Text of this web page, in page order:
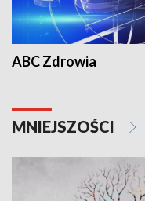
ABC Zdrowia
MNIEJSZOŚCI